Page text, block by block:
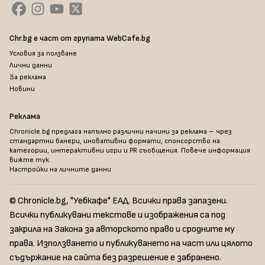
Chr.bg е част от групата WebCafe.bg
Условия за ползване
Лични данни
За реклама
Новини
Реклама
Chronicle.bg предлага напълно различни начини за реклама – чрез
стандартни банери, иновативни формати, спонсорство на
категории, интерактивни игри и PR съобщения. Повече информация
вижте тук.
Настройки на личните данни
© Chronicle.bg, "Уебкафе" ЕАД. Всички права запазени.
Всички публикувани текстове и изображения са под
закрила на Закона за авторското право и сродните му
права. Използването и публикуването на част или цялото
съдържание на сайта без разрешение е забранено.